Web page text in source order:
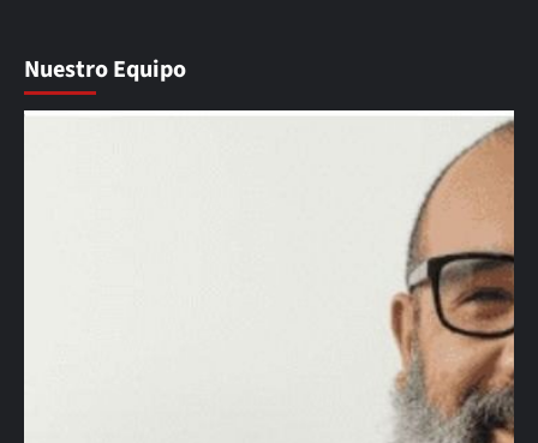
Nuestro Equipo